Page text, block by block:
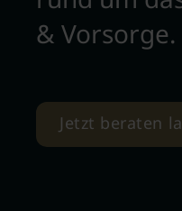
& Vorsorge.
Jetzt beraten